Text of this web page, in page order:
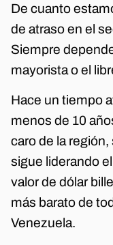
De cuanto
de atraso en el
Siempre
mayorista o el
Hace un tiempo
menos de 10
caro de la
sigue liderando
valor de dólar
más barato de
Venezuela.